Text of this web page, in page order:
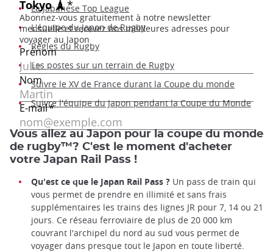
La Japanese Top League
L'équipe du Japon de Rugby
Règles du Rugby
Les postes sur un terrain de Rugby
Suivre le XV de France durant la Coupe du monde
Suivre l'équipe du Japon pendant la Coupe du Monde
Vous allez au Japon pour la coupe du monde
de rugby™? C'est le moment d'acheter
votre Japan Rail Pass !
Qu'est ce que le Japan Rail Pass ? Un pass de train qui
vous permet de prendre en illimité et sans frais
supplémentaires les trains des lignes JR pour 7, 14 ou 21
jours. Ce réseau ferroviaire de plus de 20 000 km
couvrant l'archipel du nord au sud vous permet de
voyager dans presque tout le Japon en toute liberté.